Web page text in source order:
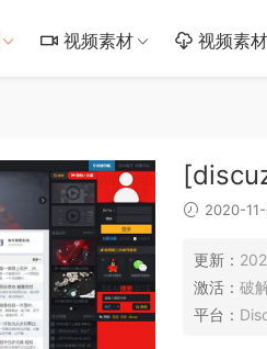
视频素材 视频素
2020-
更新：
激活： 破
平台：